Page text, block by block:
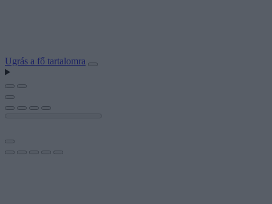
Ugrás a fő tartalomra